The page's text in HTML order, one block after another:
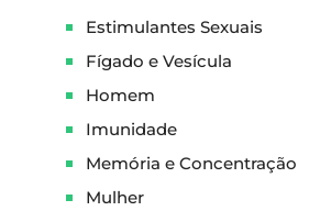
Estimulantes Sexuais
Fígado e Vesícula
Homem
Imunidade
Memória e Concentração
Mulher